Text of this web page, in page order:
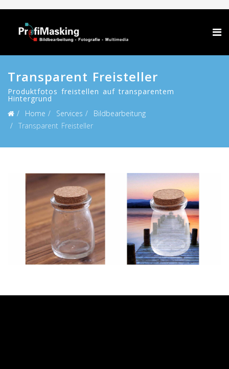
Transparent Freisteller
Produktfotos freistellen auf transparentem
Hintergrund
Home
Services
Bildbearbeitung
Transparent Freisteller